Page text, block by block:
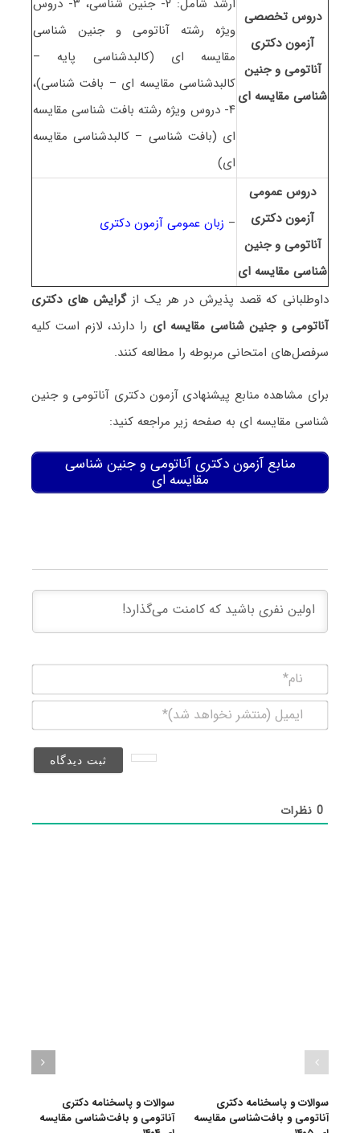
دروس تخصصی
آزمون دکتری
آﻧﺎﺗﻮمی و ﺟﻨﻴﻦ
ﺷﻨﺎسی ﻣﻘﺎﻳﺴﻪ ای
ویژه رشته آناتومی و جنین شناسی
مقایسه ای (کالبدشناسی پایه –
کالبدشناسی مقایسه ای – بافت شناسی)،
۴- دروس ویژه رشته بافت شناسی مقایسه
ای (بافت شناسی – کالبدشناسی مقایسه
ای)
دروس عمومی
آزمون دکتری
آﻧﺎﺗﻮمی و ﺟﻨﻴﻦ
ﺷﻨﺎسی ﻣﻘﺎﻳﺴﻪ ای
– زبان عمومی آزمون دکتری
داوطلبانی که قصد پذیرش در هر یک از گرایش های دکتری
آﻧﺎﺗﻮمی و ﺟﻨﻴﻦ ﺷﻨﺎسی ﻣﻘﺎﻳﺴﻪ ای را دارند، لازم است کلیه
سرفصل‌های امتحانی مربوطه را مطالعه کنند.
برای مشاهده منابع پیشنهادی آزمون دکتری آﻧﺎﺗﻮمی و ﺟﻨﻴﻦ
ﺷﻨﺎسی ﻣﻘﺎﻳﺴﻪ ای به صفحه زیر مراجعه کنید:
منابع آزمون دکتری آﻧﺎﺗﻮمی و ﺟﻨﻴﻦ ﺷﻨﺎسی
ﻣﻘﺎﻳﺴﻪ ای
(منتشر
0نظرات
سوالات و پاسخنامه دکتری
آناتومی و بافت‌شناسی مقایسه
سوالات و پاسخنامه دکتری
آناتومی و بافت‌شناسی مقایسه